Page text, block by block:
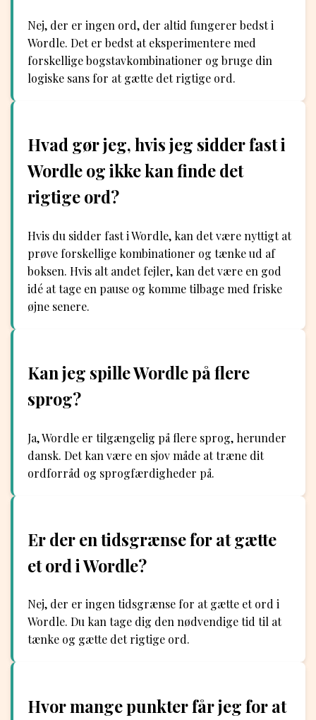
Nej, der er ingen ord, der altid fungerer bedst i
Wordle. Det er bedst at eksperimentere med
forskellige bogstavkombinationer og bruge din
logiske sans for at gætte det rigtige ord.
Hvad gør jeg, hvis jeg sidder fast i
Wordle og ikke kan finde det
rigtige ord?
Hvis du sidder fast i Wordle, kan det være nyttigt at
prøve forskellige kombinationer og tænke ud af
boksen. Hvis alt andet fejler, kan det være en god
idé at tage en pause og komme tilbage med friske
øjne senere.
Kan jeg spille Wordle på flere
sprog?
Ja, Wordle er tilgængelig på flere sprog, herunder
dansk. Det kan være en sjov måde at træne dit
ordforråd og sprogfærdigheder på.
Er der en tidsgrænse for at gætte
et ord i Wordle?
Nej, der er ingen tidsgrænse for at gætte et ord i
Wordle. Du kan tage dig den nødvendige tid til at
tænke og gætte det rigtige ord.
Hvor mange punkter får jeg for at